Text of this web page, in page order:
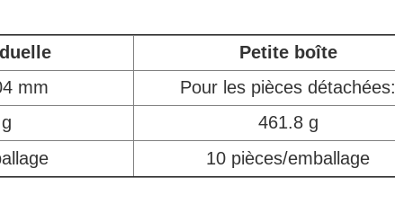
Petite boîte
mm
Pour les pièces détachées:
461.8 g
10 pièces/emballage